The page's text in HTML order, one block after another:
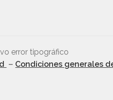
error tipográfico
– Condiciones generales